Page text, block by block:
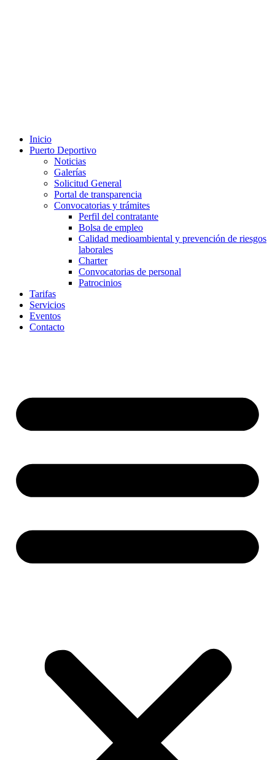
Inicio
Puerto Deportivo
Noticias
Galerías
Solicitud General
Portal de transparencia
Convocatorias y trámites
Perfil del contratante
Bolsa de empleo
Calidad medioambiental y prevención de riesgos
laborales
Charter
Convocatorias de personal
Patrocinios
Tarifas
Servicios
Eventos
Contacto